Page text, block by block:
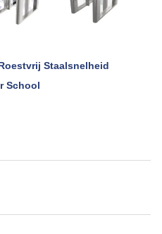
Staalsnelheid
School